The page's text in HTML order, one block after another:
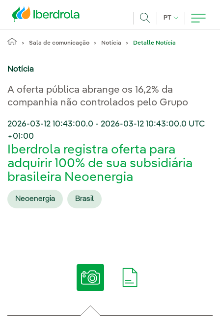
PT IDIOMA ATUAL,
Sala de comunicação Notícia Detalle Notícia
Notícia
A oferta pública abrange os 16,2% da
companhia não controlados pelo Grupo
2026-03-12 10:43:00.0 - 2026-03-12 10:43:00.0 UTC
+01:00
Iberdrola registra oferta para
adquirir 100% de sua subsidiária
brasileira Neoenergia
Neoenergia Brasil